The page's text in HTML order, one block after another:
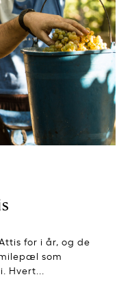
for i år, og de
som
Hvert...